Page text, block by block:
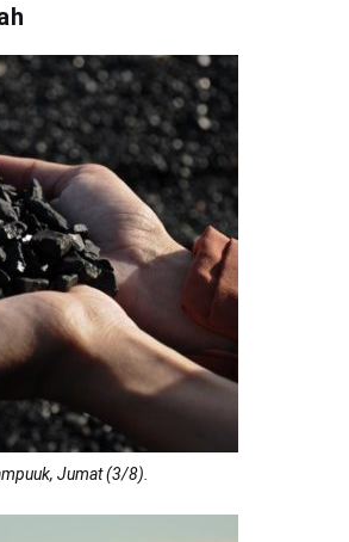
Jumat (3/8).